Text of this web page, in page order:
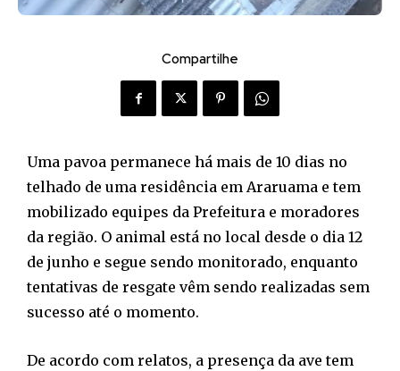
Compartilhe
Uma pavoa permanece há mais de 10 dias no
telhado de uma residência em Araruama e tem
mobilizado equipes da Prefeitura e moradores
da região. O animal está no local desde o dia 12
de junho e segue sendo monitorado, enquanto
tentativas de resgate vêm sendo realizadas sem
sucesso até o momento.
De acordo com relatos, a presença da ave tem